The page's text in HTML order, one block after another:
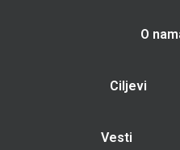
O
Ciljevi
Vesti